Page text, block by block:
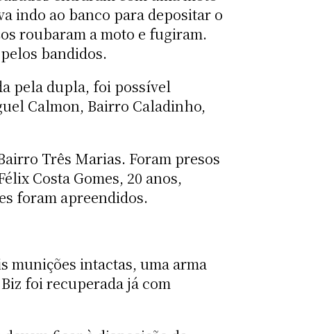
indo ao banco para depositar o
roubaram a moto e fugiram.
bandidos.
pela dupla, foi possível
Calmon, Bairro Caladinho,
Três Marias. Foram presos
Costa Gomes, 20 anos,
foram apreendidos.
munições intactas, uma arma
foi recuperada já com